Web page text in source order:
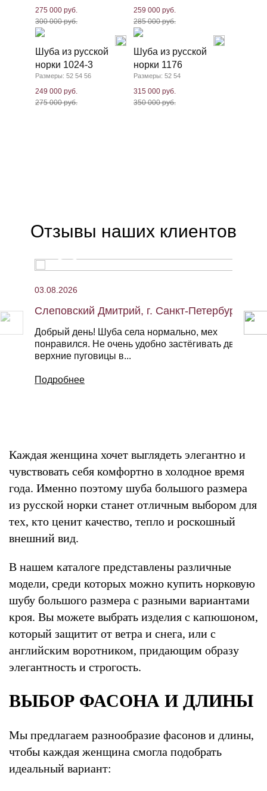
275 000 руб.
300 000 руб.
259 000 руб.
285 000 руб.
Шуба из русской
норки 1024-3
Размеры: 52 54 56
249 000 руб.
275 000 руб.
Шуба из русской
норки 1176
Размеры: 52 54
315 000 руб.
350 000 руб.
Отзывы наших клиентов
03.08.2026
Слеповский Дмитрий, г. Санкт-Петербург,
Добрый день! Шуба села нормально, мех
понравился. Не очень удобно застёгивать две
верхние пуговицы в...
Подробнее
Каждая женщина хочет выглядеть элегантно и
чувствовать себя комфортно в холодное время
года. Именно поэтому шуба большого размера
из русской норки станет отличным выбором для
тех, кто ценит качество, тепло и роскошный
внешний вид.
В нашем каталоге представлены различные
модели, среди которых можно купить норковую
шубу большого размера с разными вариантами
кроя. Вы можете выбрать изделия с капюшоном,
который защитит от ветра и снега, или с
английским воротником, придающим образу
элегантность и строгость.
ВЫБОР ФАСОНА И ДЛИНЫ
Мы предлагаем разнообразие фасонов и длины,
чтобы каждая женщина смогла подобрать
идеальный вариант: